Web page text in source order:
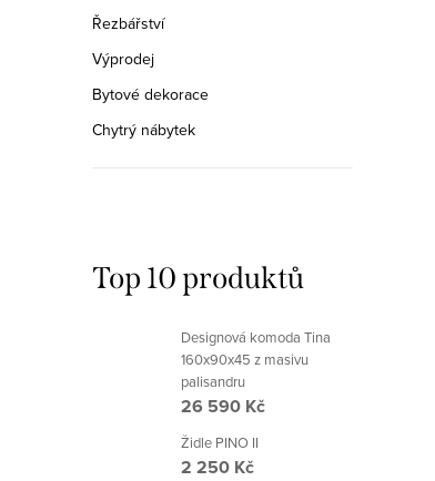
Řezbářství
Výprodej
Bytové dekorace
Chytrý nábytek
Top 10 produktů
Designová komoda Tina
160x90x45 z masivu
palisandru
26 590 Kč
Židle PINO II
2 250 Kč
Kód: